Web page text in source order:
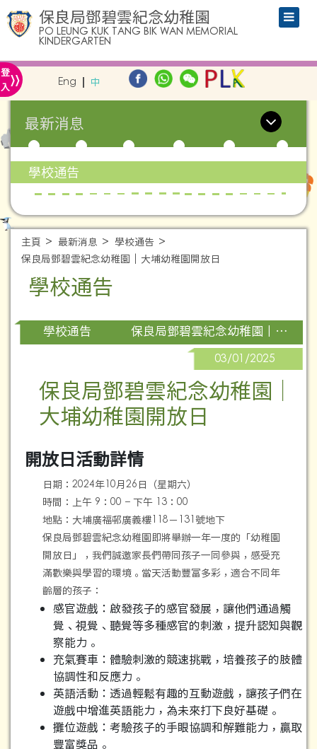
保良局鄧碧雲紀念幼稚園
PO LEUNG KUK TANG BIK WAN MEMORIAL
KINDERGARTEN
登
入» Eng 中
最新消息
學校通告
主頁 最新消息
學校通告
保良局鄧碧雲紀念幼稚園 | 大埔幼稚園開放日
學校通告
學校通告 保良局鄧碧雲紀念幼稚園 | 大埔幼稚園開放日
03/01/2025
保良局鄧碧雲紀念幼稚園｜
大埔幼稚園開放日
開放日活動詳情
日期：2024年10月26日（星期六）
時間：上午 9：00 − 下午 13：00
地點：大埔廣福邨廣義樓118－131號地下
保良局鄧碧雲紀念幼稚園即將舉辦一年一度的「幼稚園
開放日」，我們誠邀家長們帶同孩子一同參與，感受充
滿歡樂與學習的環境。當天活動豐富多彩，適合不同年
齡層的孩子：
感官遊戲：啟發孩子的感官發展，讓他們通過觸
覺、視覺、聽覺等多種感官的刺激，提升認知與觀
察能力。
充氣賽車：體驗刺激的競速挑戰，培養孩子的肢體
協調性和反應力。
英語活動：透過輕鬆有趣的互動遊戲，讓孩子們在
遊戲中增進英語能力，為未來打下良好基礎。
攤位遊戲：考驗孩子的手眼協調和解難能力，贏取
豐富獎品。